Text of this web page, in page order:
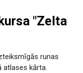
"Zelta
runas
atlases kārta.